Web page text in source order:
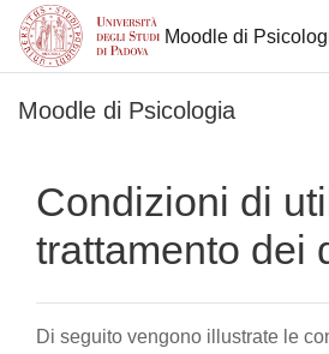
Moodle di
Moodle di Psicologia
Condizioni di
trattamento dei
Di seguito vengono illustrate le